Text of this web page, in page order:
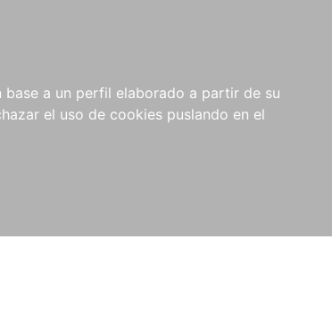
a un perfil elaborado a partir de su
el uso de cookies puslando en el
NOTICIAS
COMPRAS
INSTITUCIONALES